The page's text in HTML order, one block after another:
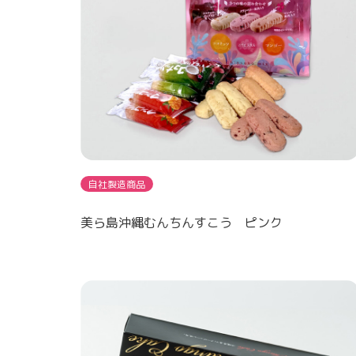
自社製造商品
美ら島沖縄むんちんすこう ピンク